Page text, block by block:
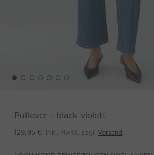
Pullover - black violett
129,95 € inkl. MwSt. zzgl. Versand